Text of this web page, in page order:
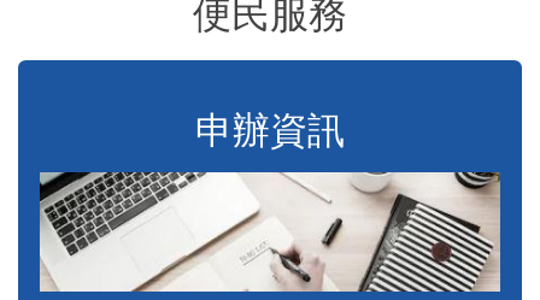
便民服務
申辦資訊